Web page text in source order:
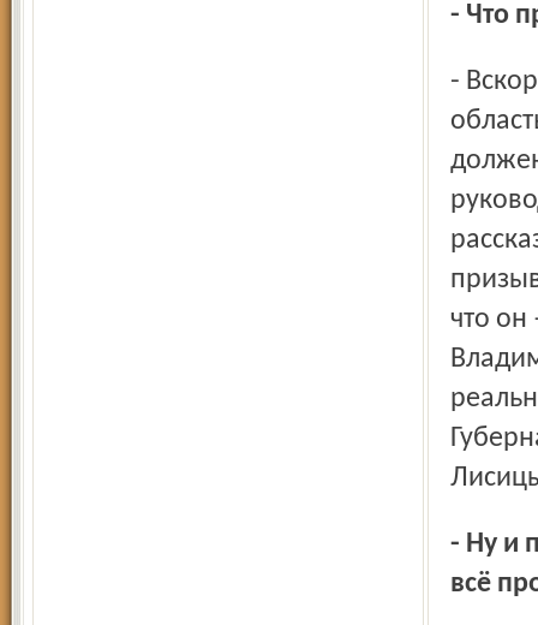
- Что
- Вскоре, буквально через несколько дней после этого, в
что он
- Ну и последний, наверное, вопрос. Как оценивали вы
всё